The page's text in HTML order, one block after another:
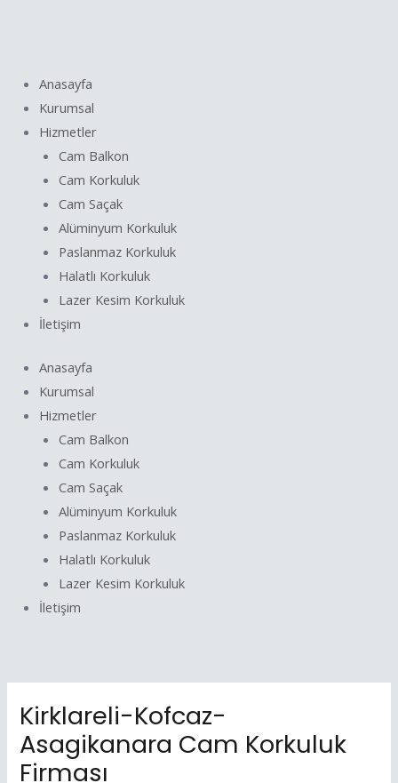
Anasayfa
Kurumsal
Hizmetler
Cam Balkon
Cam Korkuluk
Cam Saçak
Alüminyum Korkuluk
Paslanmaz Korkuluk
Halatlı Korkuluk
Lazer Kesim Korkuluk
İletişim
Anasayfa
Kurumsal
Hizmetler
Cam Balkon
Cam Korkuluk
Cam Saçak
Alüminyum Korkuluk
Paslanmaz Korkuluk
Halatlı Korkuluk
Lazer Kesim Korkuluk
İletişim
Kirklareli-Kofcaz-
Asagikanara Cam Korkuluk
Firması